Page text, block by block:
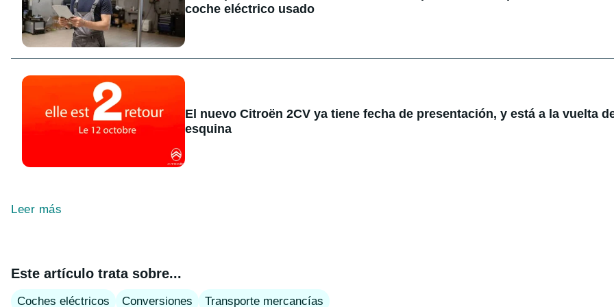
coche eléctrico usado
El nuevo Citroën 2CV ya tiene fecha de presentación, y está a la vuelta
esquina
Leer más
Este artículo trata sobre...
Coches eléctricos Conversiones Transporte mercancías